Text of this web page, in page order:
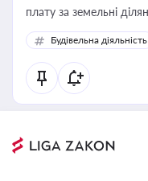
Будівельна діяльність